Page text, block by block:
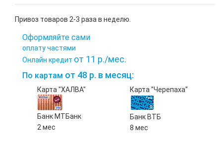
Привоз товаров 2-3 раза в неделю.
Оформляйте сами
оплату частями
Онлайн кредит от 11 р./мес.
По картам от 48 р. в месяц:
Карта "ХАЛВА"
Банк МТБанк
2 мес
Карта "Черепаха"
Банк ВТБ
8 мес